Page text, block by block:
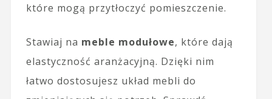
które mogą przytłoczyć pomieszczenie.
Stawiaj na meble modułowe, które dają
elastyczność aranżacyjną. Dzięki nim
łatwo dostosujesz układ mebli do